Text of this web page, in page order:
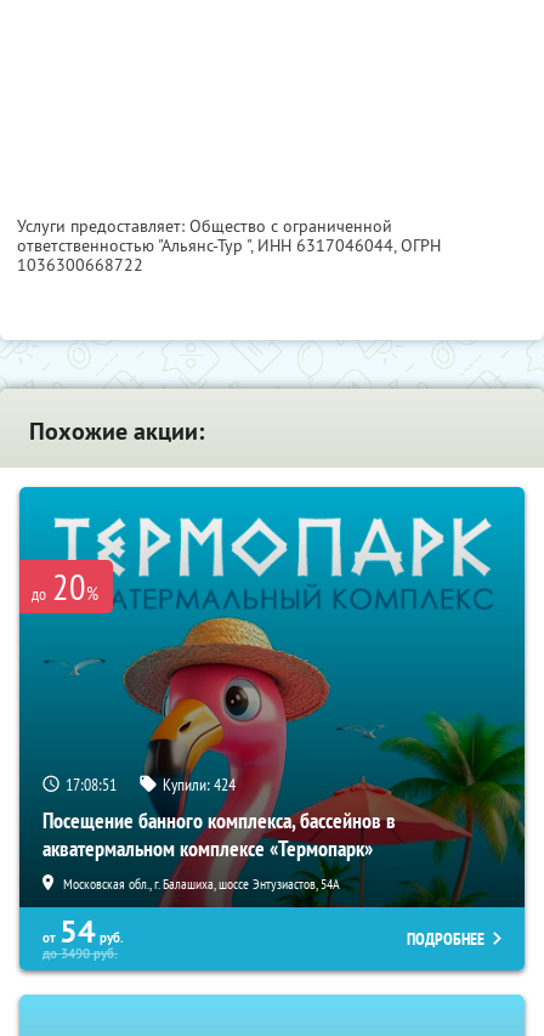
Услуги предоставляет: Общество с ограниченной
ответственностью "Альянс-Тур ", ИНН 6317046044, ОГРН
1036300668722
Похожие акции:
до 20%
17:08:50 Купили:424
Посещение банного комплекса, бассейнов в
акватермальном комплексе «Термопарк»
Московская обл., г. Балашиха, шоссе Энтузиастов, 54А
от 54 руб.
до3490руб.
ПОДРОБНЕЕ